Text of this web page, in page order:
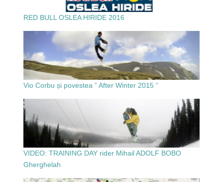
RED BULL OSLEA HIRIDE 2016
Vio Corbu și povestea ” After Winter 2015 “
VIDEO: TRAINING DAY rider Mihail ADOLF BOBO
Gherghelah